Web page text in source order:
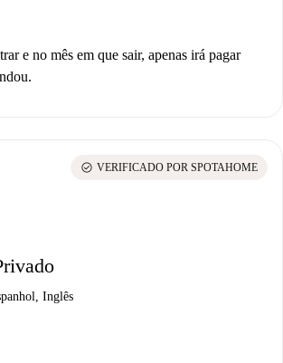
e no mês em que sair, apenas irá pagar
Inglês
check_circle VERIFICADO POR SPOTAHOME